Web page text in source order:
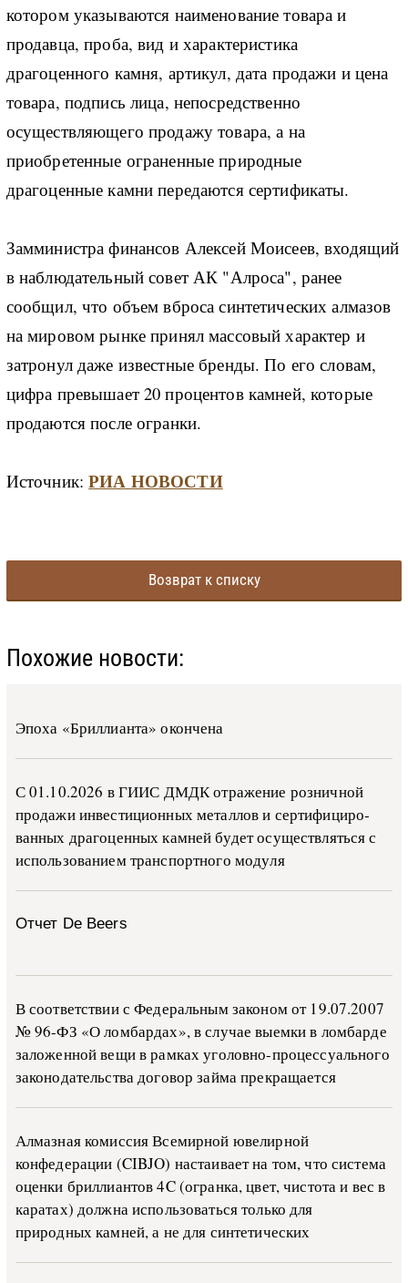
котором указываются наименование товара и
продавца, проба, вид и характеристика
драгоценного камня, артикул, дата продажи и цена
товара, подпись лица, непосредственно
осуществляющего продажу товара, а на
приобретенные ограненные природные
драгоценные камни передаются сертификаты.
Замминистра финансов Алексей Моисеев, входящий
в наблюдательный совет АК "Алроса", ранее
сообщил, что объем вброса синтетических алмазов
на мировом рынке принял массовый характер и
затронул даже известные бренды. По его словам,
цифра превышает 20 процентов камней, которые
продаются после огранки.
Источник:РИА НОВОСТИ
Возврат к списку
Похожие новости:
Эпоха «Бриллианта» окончена
С 01.10.2026 в ГИИС ДМДК от­ра­же­ние роз­ни­ч­ной
про­да­жи ин­ве­сти­ци­он­ных ме­тал­лов и сер­ти­фи­ци­ро­
ван­ных дра­го­цен­ных ка­м­ней бу­дет осу­ще­ств­лять­ся с
ис­поль­зо­ва­ни­ем тран­с­пор­т­но­го мо­ду­ля
Отчет De Beers
В со­о­т­вет­ствии с Фе­де­раль­ным за­ко­ном от 19.07.2007
№ 96-ФЗ «О ло­м­бар­дах», в слу­чае вы­е­м­ки в ло­м­бар­де
за­ло­жен­ной ве­щи в ра­м­ках уго­ло­в­но-­про­цес­су­аль­но­го
за­ко­но­да­тель­ства до­го­вор зай­ма пре­кра­ща­ет­ся
Алмазная комиссия Всемирной ювелирной
конфедерации (CIBJO) настаивает на том, что система
оценки бриллиантов 4C (огранка, цвет, чистота и вес в
каратах) должна использоваться только для
природных камней, а не для синтетических